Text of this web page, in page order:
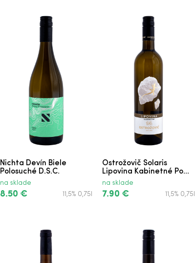
Nichta Devín Biele
Polosuché D.S.C.
na sklade
8.50 € 11,5% 0,75l
Ostrožovič Solaris
Lipovina Kabinetné Po...
na sklade
7.90 € 11,5% 0,75l